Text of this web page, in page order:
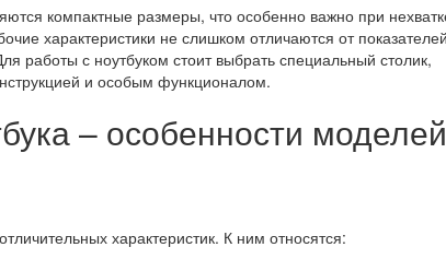
компактные размеры, что особенно важно при
характеристики не слишком отличаются от показателей
работы с ноутбуком стоит выбрать специальный столик,
и особым функционалом.
– особенности моделей
характеристик. К ним относятся: